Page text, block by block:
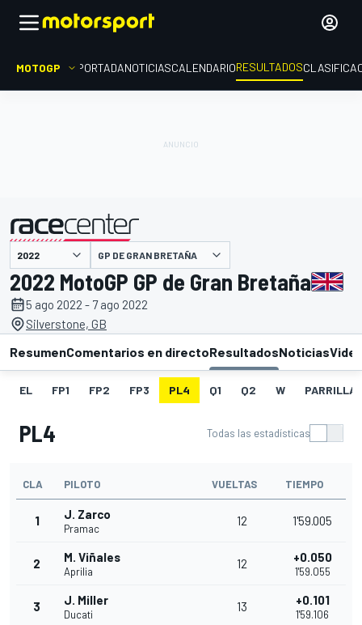
MOTOGP PORTADANOTICIASCALENDARIORESULTADOS
presentado por GP DE GRAN BRETAÑA
2022 MotoGP GP de Gran Bretaña
5 ago 2022 - 7 ago 2022
Silverstone, GB
ResumenComentarios en directoResultadosNoticias
EL FP1 FP2 FP3 PL4 Q1 Q2 W PARRILLA
PL4 Todas las estadísticas
CLA PILOTO VUELTAS TIEMPO
1 J. Zarco
Pramac
12 1'59.005
2 M. Viñales
Aprilia
12 +0.050
1'59.055
3 J. Miller
Ducati
13 +0.101
1'59.106